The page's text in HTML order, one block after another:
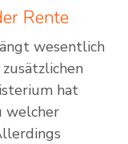
Rente
wesentlich
hat
welcher